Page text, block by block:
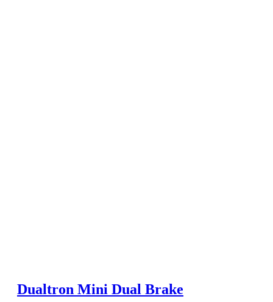
Dualtron Mini Dual Brake